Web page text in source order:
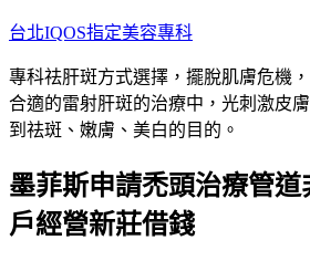
跳
主
要
內
台北IQOS指定美容專科
專科祛肝斑方式選擇，擺脫肌膚危機
合適的雷射肝斑的治療中，光刺激皮
到祛斑、嫩膚、美白的目的。
墨菲斯申請禿頭治療管道
戶經營新莊借錢